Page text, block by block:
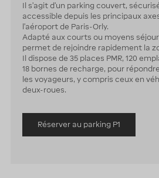
Il s’agit d’un parking couvert,
accessible depuis les principaux
l’aéroport de Paris-Orly.
Adapté aux courts ou moyens
permet de rejoindre rapidement la
Il dispose de 35 places PMR, 120
18 bornes de recharge, pour
les voyageurs, y compris ceux en
deux-roues.
Réserver au parking P1